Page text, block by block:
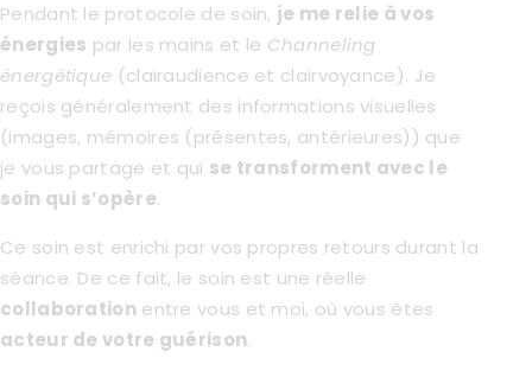
Pendant le protocole de soin, je me relie à vos
énergies par les mains et le Channeling
énergétique (clairaudience et clairvoyance). Je
reçois généralement des informations visuelles
(images, mémoires (présentes, antérieures)) que
je vous partage et qui se transforment avec le
soin qui s’opère.
Ce soin est enrichi par vos propres retours durant la
séance. De ce fait, le soin est une réelle
collaborationentre vous et moi, où vous êtes
acteur de votre guérison.